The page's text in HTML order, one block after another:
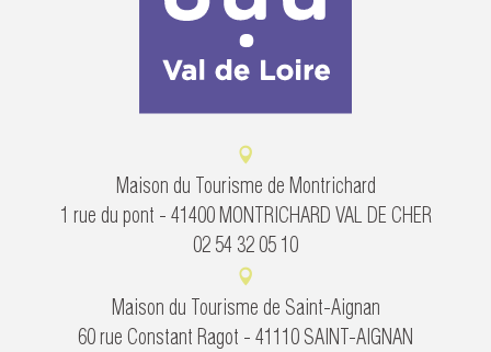
Maison du Tourisme de Montrichard
1 rue du pont - 41400 MONTRICHARD VAL DE CHER
02 54 32 05 10
Maison du Tourisme de Saint-Aignan
60 rue Constant Ragot - 41110 SAINT-AIGNAN